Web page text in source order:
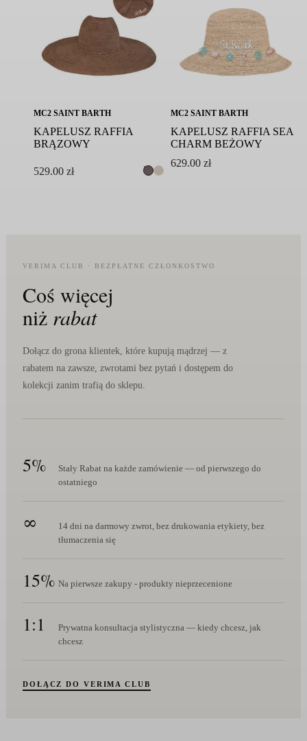
MC2 SAINT BARTH
KAPELUSZ RAFFIA
BRĄZOWY
529.00 zł
MC2 SAINT BARTH
KAPELUSZ RAFFIA SEA
CHARM BEŻOWY
629.00 zł
VERIMA CLUB · BEZPŁATNE CZŁONKOSTWO
Coś więcej
niż rabat
Dołącz do grona klientek, które kupują mądrzej — z
rabatem na zawsze, zwrotami bez pytań i dostępem do
kolekcji zanim trafią do sklepu.
5%
Stały Rabat na każde zamówienie — od pierwszego do
ostatniego
∞
14 dni na darmowy zwrot, bez drukowania etykiety, bez
tłumaczenia się
15% Na pierwsze zakupy - produkty nieprzecenione
1:1
Prywatna konsultacja stylistyczna — kiedy chcesz, jak
chcesz
DOŁĄCZ DO VERIMA CLUB